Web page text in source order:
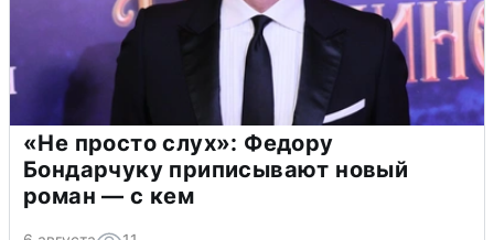
«Не просто слух»: Федору
Бондарчуку приписывают новый
роман — с кем